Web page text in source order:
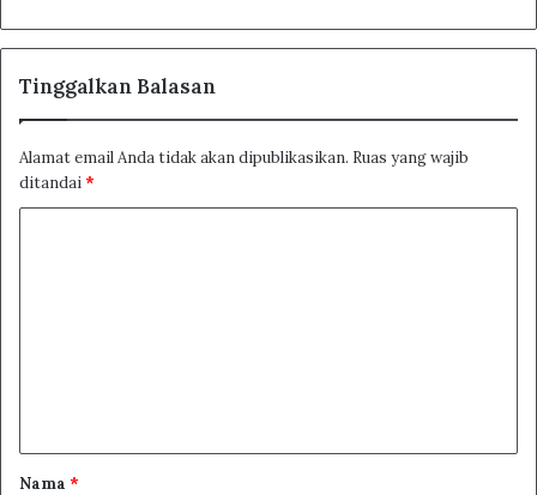
Tinggalkan Balasan
Alamat email Anda tidak akan dipublikasikan. Ruas yang wajib
ditandai*
r
Nama *